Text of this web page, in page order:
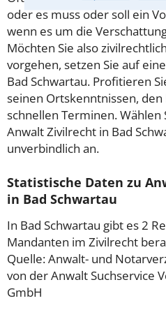
oder es muss oder soll ein
wenn es um die
Möchten Sie also
vorgehen, setzen Sie auf
Bad Schwartau. Profitieren
seinen Ortskenntnissen,
schnellen Terminen. Wählen
Anwalt Zivilrecht in Bad
unverbindlich an.
Statistische Daten zu
in Bad Schwartau
In Bad Schwartau gibt es 2
Mandanten im Zivilrecht
Quelle: Anwalt- und
von der Anwalt Suchservice
GmbH